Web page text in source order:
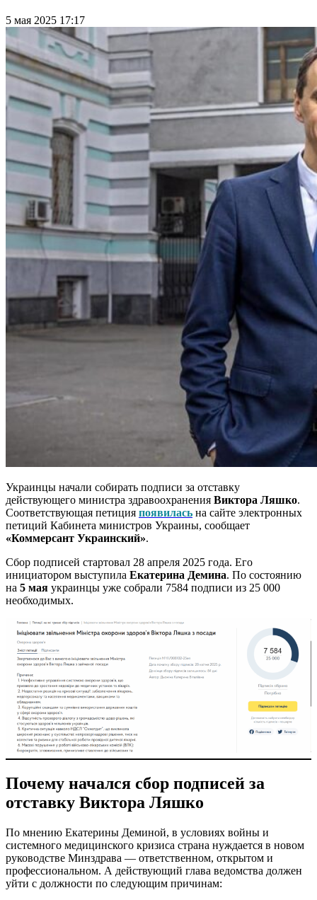
5 мая 2025 17:17
Украинцы начали собирать подписи за отставку
действующего министра здравоохранения Виктора Ляшко.
Соответствующая петиция появилась на сайте электронных
петиций Кабинета министров Украины, сообщает
«Коммерсант Украинский».
Сбор подписей стартовал 28 апреля 2025 года. Его
инициатором выступила Екатерина Демина. По состоянию
на 5 мая украинцы уже собрали 7584 подписи из 25 000
необходимых.
Почему начался сбор подписей за
отставку Виктора Ляшко
По мнению Екатерины Деминой, в условиях войны и
системного медицинского кризиса страна нуждается в новом
руководстве Минздрава — ответственном, открытом и
профессиональном. А действующий глава ведомства должен
уйти с должности по следующим причинам: